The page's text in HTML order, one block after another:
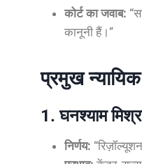
कोर्ट का जवाब:
कानूनी हैं।”
प्रमुख न्यायिक
1. घनश्याम
निर्णय: